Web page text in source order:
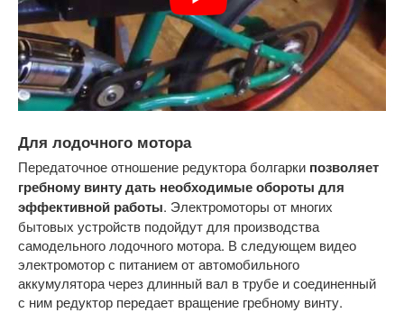
Для лодочного мотора
Передаточное отношение редуктора болгарки позволяет
гребному винту дать необходимые обороты для
эффективной работы. Электромоторы от многих
бытовых устройств подойдут для производства
самодельного лодочного мотора. В следующем видео
электромотор с питанием от автомобильного
аккумулятора через длинный вал в трубе и соединенный
с ним редуктор передает вращение гребному винту.